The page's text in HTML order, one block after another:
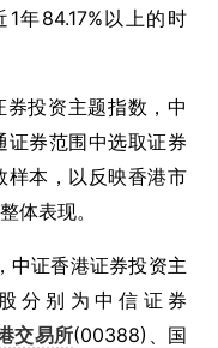
1年84.17%以上的时
投资主题指数，中
证券范围中选取证券
样本，以反映香港市
体表现。
中证香港证券投资主
分别为中信证券
交易所(00388) 、国